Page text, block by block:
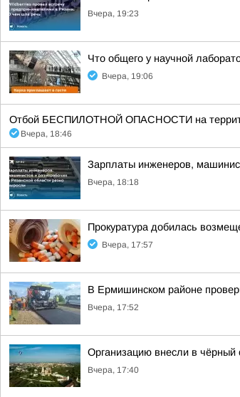
Вчера, 19:23
Что общего у научной
Вчера, 19:06
Отбой БЕСПИЛОТНОЙ ОПАСНОСТИ на
Вчера, 18:46
Зарплаты инженеров,
Вчера, 18:18
Прокуратура добилась
Вчера, 17:57
В Ермишинском районе
Вчера, 17:52
Организацию внесли в чёрный
Вчера, 17:40